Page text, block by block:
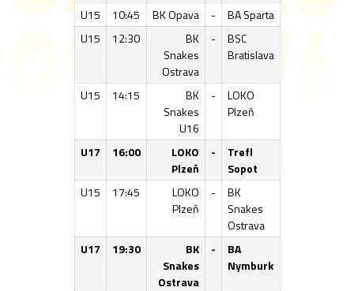
U15 10:45 BK Opava -
BA Sparta
U15
12:30
BK
Snakes
Ostrava
-
BSC
Bratislava
U15 14:15
BK
Snakes
U16
-
LOKO
Plzeň
U17 16:00
LOKO
Plzeň
-
Trefl
Sopot
U15
17:45
LOKO
Plzeň
-
BK
Snakes
Ostrava
U17
19:30
BK
Snakes
Ostrava
-
BA
Nymburk